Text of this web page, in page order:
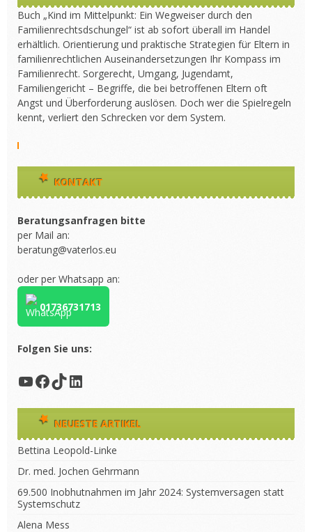
Buch „Kind im Mittelpunkt: Ein Wegweiser durch den
Familienrechtsdschungel“ ist ab sofort überall im Handel
erhältlich. Orientierung und praktische Strategien für Eltern in
familienrechtlichen Auseinandersetzungen Ihr Kompass im
Familienrecht. Sorgerecht, Umgang, Jugendamt,
Familiengericht – Begriffe, die bei betroffenen Eltern oft
Angst und Überforderung auslösen. Doch wer die Spielregeln
kennt, verliert den Schrecken vor dem System.
KONTAKT
Beratungsanfragen bitte
per Mail an:
beratung@vaterlos.eu
oder per Whatsapp an:
01736731713
Folgen Sie uns:
YouTube
Facebook
TikTok
LinkedIn
NEUESTE ARTIKEL
Bettina Leopold-Linke
Dr. med. Jochen Gehrmann
69.500 Inobhutnahmen im Jahr 2024: Systemversagen statt
Systemschutz
Alena Mess